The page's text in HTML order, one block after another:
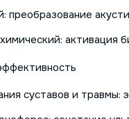
преобразование
активация
суставов и травмы: